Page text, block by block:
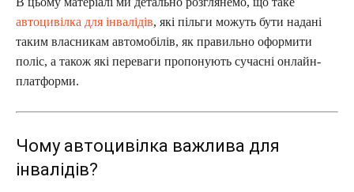
автоцивілка для інвалідів, які пільги можуть бути надані
таким власникам автомобілів, як правильно оформити
поліс, а також які переваги пропонують сучасні онлайн-
платформи.
Чому автоцивілка важлива для
інвалідів?